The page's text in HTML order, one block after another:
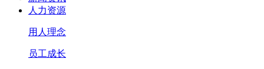
人力资源
用人理念
员工成长